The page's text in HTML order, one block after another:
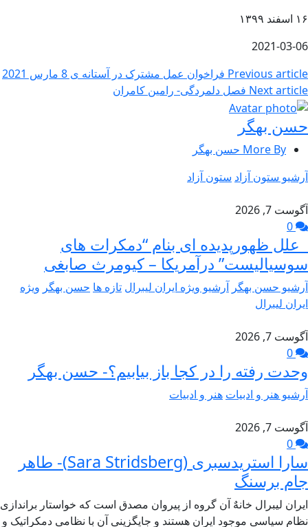
۱۶ اسفند ۱۳۹۹
2021-03-06
Previous article فراخوان عمل مشترک در آستانه ی 8 مارس 2021
Next article فصل دلمردگی- رامین کامران
حسن بهگر
More By حسن بهگر
آرشیو ستون آزاد ستون آزاد
آگوست 7, 2026
علل ظهورپدیده ای بنام “دمکرات های
سوسیالیست” درآمریکا – کیومرث صابغی
آرشیو حسن بهگر آرشیو ویژه ایران لیبرال تازه ها حسن بهگر ویژه
ایران لیبرال
آگوست 7, 2026
وحدت رفته را در کجا باز بیابیم؟- حسن بهگر
آرشیو هنر و ادبیات هنر و ادبیات
آگوست 7, 2026
سارا استریدسبری (Sara Stridsberg)- طاهر
جام برسنگ
ایران لیبرال خانهٌ آن گروه از پیروان مصدق است که خواستار براندازی
نظام سیاسی موجود ایران هستند و جایگزینی آن با نظامی دمکراتیک و